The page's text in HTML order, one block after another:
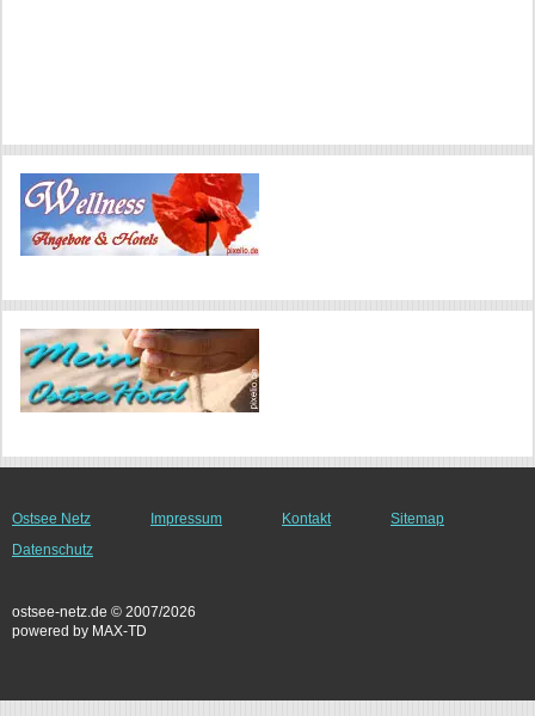
Ostsee Netz Impressum Kontakt
Sitemap
Datenschutz
ostsee-netz.de © 2007/2026
powered by MAX-TD